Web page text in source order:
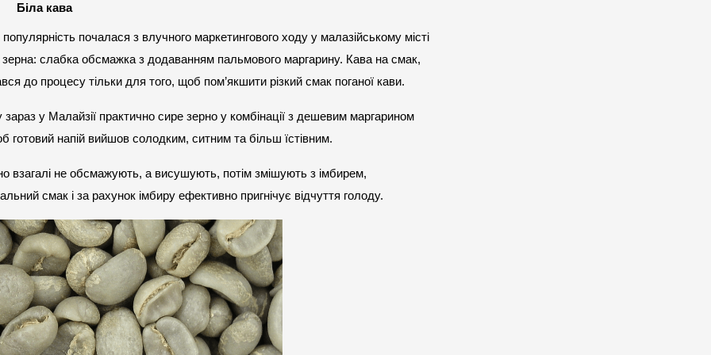
Біла кава
почалася з влучного маркетингового ходу у малазійському місті
слабка обсмажка з додаванням пальмового маргарину. Кава на смак,
до процесу тільки для того, щоб пом’якшити різкий смак поганої кави.
у Малайзії практично сире зерно у комбінації з дешевим маргарином
напій вийшов солодким, ситним та більш їстівним.
взагалі не обсмажують, а висушують, потім змішують з імбирем,
смак і за рахунок імбиру ефективно пригнічує відчуття голоду.